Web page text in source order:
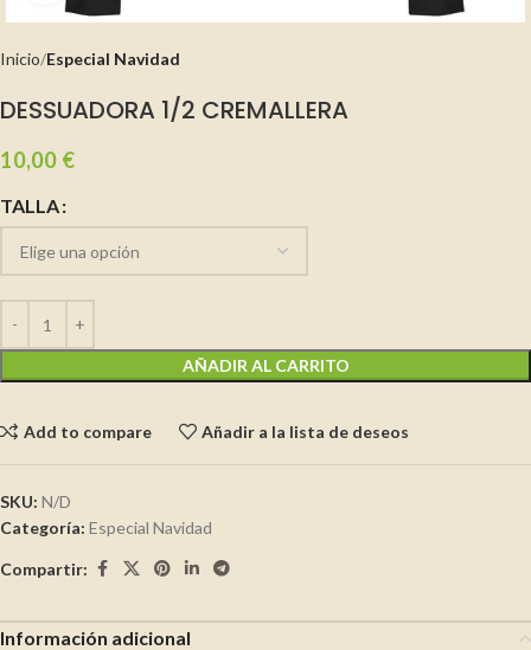
Inicio Especial Navidad
DESSUADORA 1/2 CREMALLERA
10,00 €
TALLA
AÑADIR AL CARRITO
Add to compare Añadir a la lista de deseos
SKU: N/D
Categoría: Especial Navidad
Compartir:
Información adicional